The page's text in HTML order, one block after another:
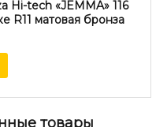
Hi-tech «JEMMA» 116
R11 матовая бронза
товары